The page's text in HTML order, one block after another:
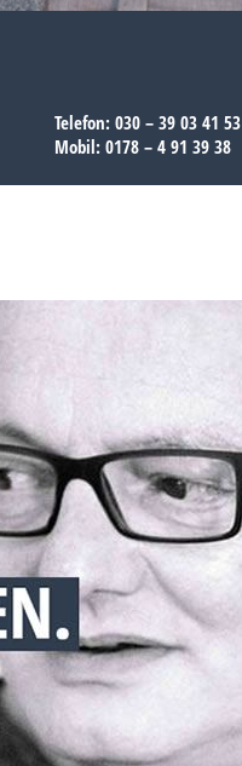
Telefon: 030 – 39 03 41 53
Mobil: 0178 – 4 91 39 38